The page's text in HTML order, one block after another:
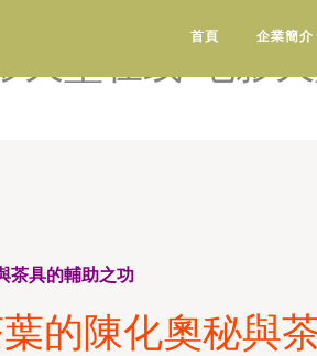
影天堂阳光-
首頁 企業簡介
茶具的輔助之功
的陳化奧秘與